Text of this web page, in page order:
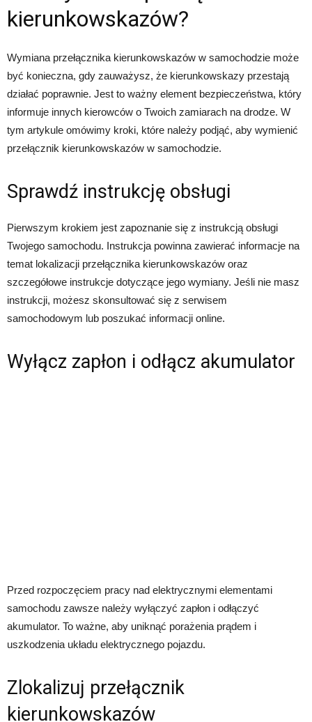
kierunkowskazów?
Wymiana przełącznika kierunkowskazów w samochodzie może
być konieczna, gdy zauważysz, że kierunkowskazy przestają
działać poprawnie. Jest to ważny element bezpieczeństwa, który
informuje innych kierowców o Twoich zamiarach na drodze. W
tym artykule omówimy kroki, które należy podjąć, aby wymienić
przełącznik kierunkowskazów w samochodzie.
Sprawdź instrukcję obsługi
Pierwszym krokiem jest zapoznanie się z instrukcją obsługi
Twojego samochodu. Instrukcja powinna zawierać informacje na
temat lokalizacji przełącznika kierunkowskazów oraz
szczegółowe instrukcje dotyczące jego wymiany. Jeśli nie masz
instrukcji, możesz skonsultować się z serwisem
samochodowym lub poszukać informacji online.
Wyłącz zapłon i odłącz akumulator
Przed rozpoczęciem pracy nad elektrycznymi elementami
samochodu zawsze należy wyłączyć zapłon i odłączyć
akumulator. To ważne, aby uniknąć porażenia prądem i
uszkodzenia układu elektrycznego pojazdu.
Zlokalizuj przełącznik
kierunkowskazów